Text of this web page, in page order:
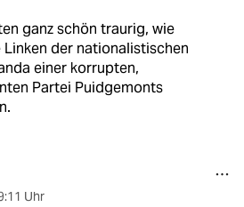
ganz schön traurig, wie
Linken der nationalistischen
einer korrupten,
Partei Puidgemonts
Uhr